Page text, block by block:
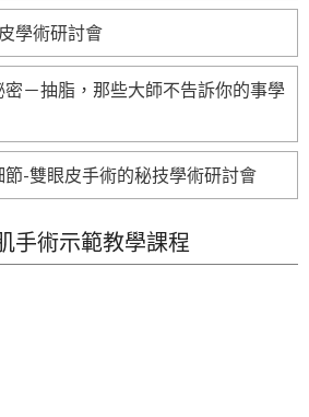
學術研討會
－抽脂，那些大師不告訴你的事學
-雙眼皮手術的秘技學術研討會
手術示範教學課程